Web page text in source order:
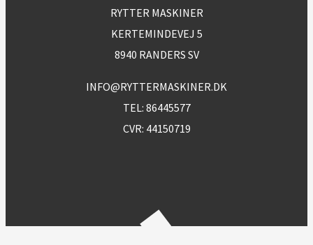
RYTTER MASKINER
KERTEMINDEVEJ 5
8940 RANDERS SV
INFO@RYTTERMASKINER.DK
TEL: 86445577
CVR: 44150719